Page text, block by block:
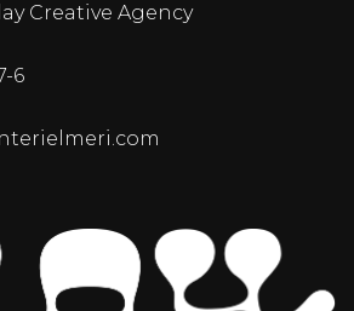
Creative Agency
6